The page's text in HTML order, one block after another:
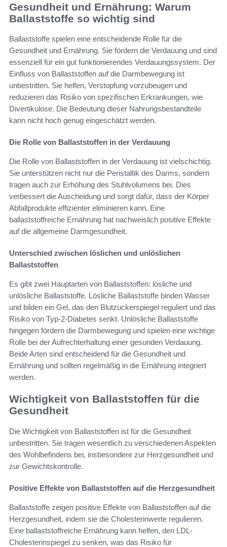
Gesundheit und Ernährung: Warum
Ballaststoffe so wichtig sind
Ballaststoffe spielen eine entscheidende Rolle für die
Gesundheit und Ernährung. Sie fördern die Verdauung und sind
essenziell für ein gut funktionierendes Verdauungssystem. Der
Einfluss von Ballaststoffen auf die Darmbewegung ist
unbestritten. Sie helfen, Verstopfung vorzubeugen und
reduzieren das Risiko von spezifischen Erkrankungen, wie
Divertikulose. Die Bedeutung dieser Nahrungsbestandteile
kann nicht hoch genug eingeschätzt werden.
Die Rolle von Ballaststoffen in der Verdauung
Die Rolle von Ballaststoffen in der Verdauung ist vielschichtig.
Sie unterstützen nicht nur die Peristaltik des Darms, sondern
tragen auch zur Erhöhung des Stuhlvolumens bei. Dies
verbessert die Auscheidung und sorgt dafür, dass der Körper
Abfallprodukte effizienter eliminieren kann. Eine
ballaststoffreiche Ernährung hat nachweislich positive Effekte
auf die allgemeine Darmgesundheit.
Unterschied zwischen löslichen und unlöslichen
Ballaststoffen
Es gibt zwei Hauptarten von Ballaststoffen: lösliche und
unlösliche Ballaststoffe. Lösliche Ballaststoffe binden Wasser
und bilden ein Gel, das den Blutzuckerspiegel reguliert und das
Risiko von Typ-2-Diabetes senkt. Unlösliche Ballaststoffe
hingegen fördern die Darmbewegung und spielen eine wichtige
Rolle bei der Aufrechterhaltung einer gesunden Verdauung.
Beide Arten sind entscheidend für die Gesundheit und
Ernährung und sollten regelmäßig in die Ernährung integriert
werden.
Wichtigkeit von Ballaststoffen für die
Gesundheit
Die Wichtigkeit von Ballaststoffen ist für die Gesundheit
unbestritten. Sie tragen wesentlich zu verschiedenen Aspekten
des Wohlbefindens bei, insbesondere zur Herzgesundheit und
zur Gewichtskontrolle.
Positive Effekte von Ballaststoffen auf die Herzgesundheit
Ballaststoffe zeigen positive Effekte von Ballaststoffen auf die
Herzgesundheit, indem sie die Cholesterinwerte regulieren.
Eine ballaststoffreiche Ernährung kann helfen, den LDL-
Cholesterinspiegel zu senken, was das Risiko für